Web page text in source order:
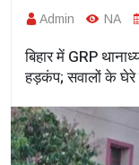
Admin NA
बिहार में GRP
हड़कंप; सवालों के